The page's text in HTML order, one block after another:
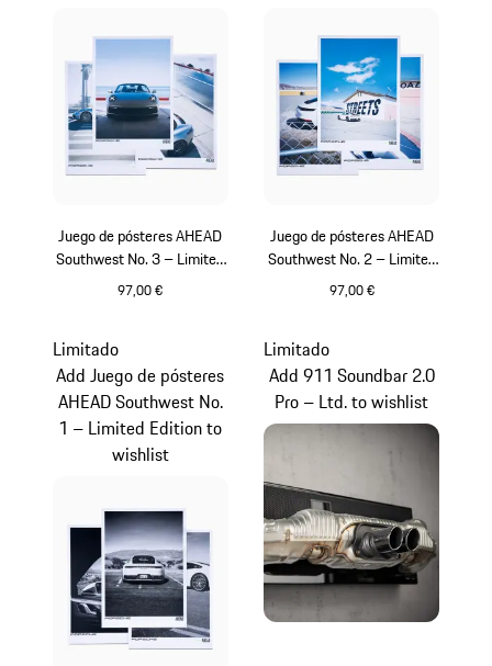
Juego de pósteres AHEAD
Southwest No. 3 – Limited
Edition
97,00 €
Juego de pósteres AHEAD
Southwest No. 2 – Limited
Edition
97,00 €
Limitado
Add Juego de pósteres
AHEAD Southwest No.
1 – Limited Edition to
wishlist
Limitado
Add 911 Soundbar 2.0
Pro – Ltd. to wishlist